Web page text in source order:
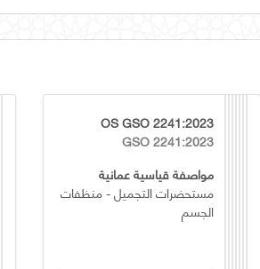
OS GSO 2241:2023
GSO 2241:2023
مواصفة قياسية عمانية
مستحضرات التجميل - منظفات
الجسم